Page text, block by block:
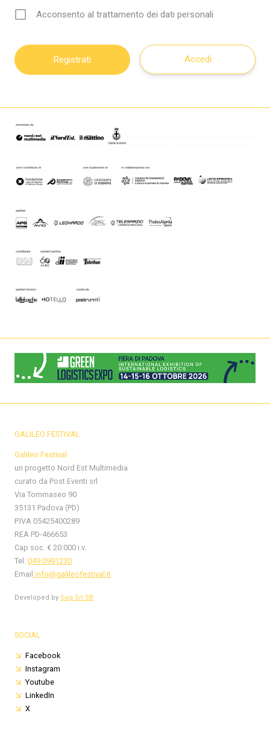
Acconsento al trattamento dei dati personali
Accedi
GALILEO FESTIVAL
Galileo Festival
un progetto Nord Est Multimedia
curato da Post Eventi srl
Via Tommaseo 90
35131 Padova (PD)
P.IVA 05425400289
REA PD-466653
Cap soc. € 20.000 i.v.
Tel. 049 0991230
Email info@galileofestival.it
Developed by Gag Srl SB
SOCIAL
Facebook
Instagram
Youtube
LinkedIn
X